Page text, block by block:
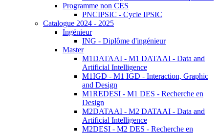
Programme non CES
PNCIPSIC - Cycle IPSIC
Catalogue 2024 - 2025
Ingénieur
ING - Diplôme d'ingénieur
Master
M1DATAAI - M1 DATAAI - Data and
Artificial Intelligence
M1IGD - M1 IGD - Interaction, Graphic
and Design
M1REDESI - M1 DES - Recherche en
Design
M2DATAAI - M2 DATAAI - Data and
Artificial Intelligence
M2DESI - M2 DES - Recherche en